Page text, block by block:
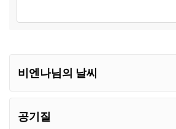
비엔나님의 날씨
공기질